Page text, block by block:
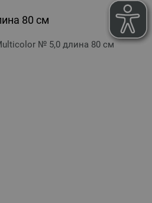
80 см
№ 5,0 длина 80 см